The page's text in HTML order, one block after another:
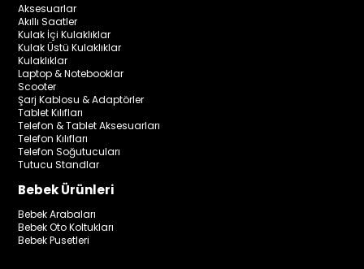
Aksesuarlar
Akıllı Saatler
Kulak İçi Kulaklıklar
Kulak Üstü Kulaklıklar
Kulaklıklar
Laptop & Notebooklar
Scooter
Şarj Kablosu & Adaptörler
Tablet Kılıfları
Telefon & Tablet Aksesuarları
Telefon Kılıfları
Telefon Soğutucuları
Tutucu Standlar
Bebek Ürünleri
Bebek Arabaları
Bebek Oto Koltukları
Bebek Pusetleri